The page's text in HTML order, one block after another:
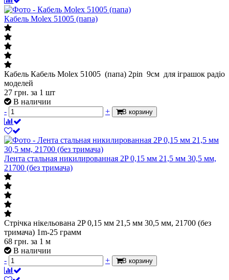
Кабель Molex 51005 (папа)
Кабель Кабель Molex 51005 (папа) 2pin 9см для іграшок радіо
моделей
27 грн. за 1 шт
В наличии
-
+ В корзину
Лента стальная никилированная 2P 0,15 мм 21,5 мм 30,5 мм,
21700 (без тримача)
Стрічка нікельована 2P 0,15 мм 21,5 мм 30,5 мм, 21700 (без
тримача) 1m-25 грамм
68 грн. за 1 м
В наличии
-
+ В корзину